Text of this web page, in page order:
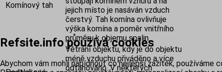
Komínový tah
jejich místo je nasáván vzduch
čerstvý. Tah komína ovlivňuje
výška komína a poměr vnitřního
průměru k objemu spalin.
Větrání objektu, kdy je do objektu
méně vzduchu přiváděno a více
odtahováno. V některých
Refsite.info používá cookies
Abychom vám mohli nabídnout co nejlepší zážitek, používáme